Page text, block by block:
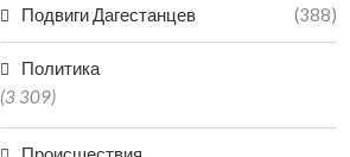
Подвиги Дагестанцев (388)
Политика
(3 309)